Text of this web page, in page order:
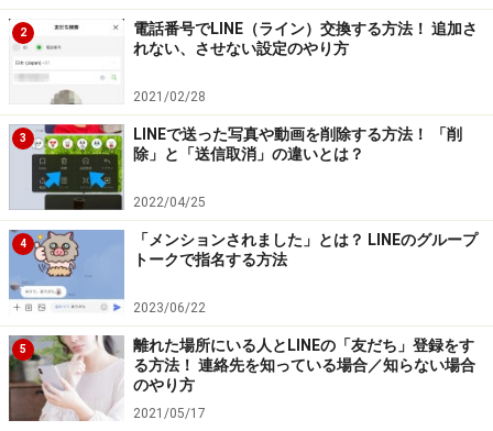
友だちリストから、該当する友だちを選んでタップし、名前
右横の「ペン」アイコンをタップ。入力されている名前を削
除すると、もとの表示名がグレー表示される
友だちの名前をもとの表示名に戻す場合は、友だちリス
トから、該当する友だちを選んでタップし、名前右横の
「ペン」アイコンをタップ。入力されている名前を削除
すると、もとの表示名がグレー表示されます。そのま
ま“保存”をタップすれば元の名前で確定されます。
2
電話番号でLINE（ライン）交換する方法！ 追加さ
れない、させない設定のやり方
2021/02/28
3
LINEで送った写真や動画を削除する方法！ 「削
除」と「送信取消」の違いとは？
2022/04/25
4
「メンションされました」とは？ LINEのグループ
トークで指名する方法
2023/06/22
5
離れた場所にいる人とLINEの「友だち」登録をす
る方法！ 連絡先を知っている場合／知らない場合
のやり方
2021/05/17